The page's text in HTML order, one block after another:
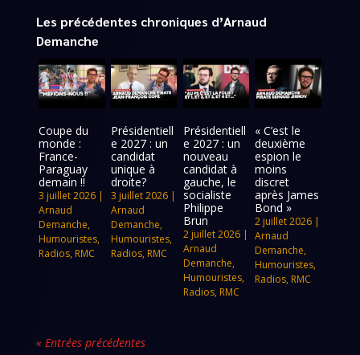
Les précédentes chroniques d’Arnaud
Demanche
Coupe du
monde :
France-
Paraguay
demain !!
3 juillet 2026 |
Arnaud
Demanche,
Humouristes,
Radios, RMC
Présidentiell
e 2027 : un
candidat
unique à
droite?
3 juillet 2026|
Arnaud
Demanche,
Humouristes,
Radios, RMC
Présidentiell
e 2027 : un
nouveau
candidat à
gauche, le
socialiste
Philippe
Brun
2 juillet 2026|
Arnaud
Demanche,
Humouristes,
Radios, RMC
« C’est le
deuxième
espion le
moins
discret
après James
Bond »
2 juillet 2026 |
Arnaud
Demanche,
Humouristes,
Radios, RMC
« Entrées précédentes